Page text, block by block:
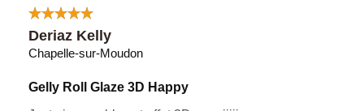
Deriaz Kelly
Chapelle-sur-Moudon
Gelly Roll Glaze 3D Happy